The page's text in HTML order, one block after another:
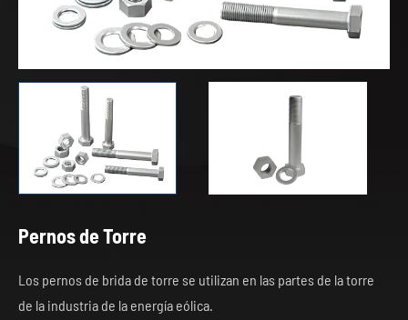
Pernos de Torre
Los pernos de brida de torre se utilizan en las partes de la torre
de la industria de la energía eólica.